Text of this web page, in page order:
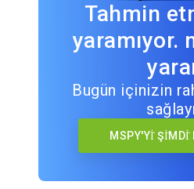
Tahmin
yaramıyor.
Bugün içinizin
MSPY'Yİ ŞİMDİ